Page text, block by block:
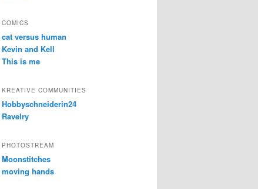
COMICS
cat versus human
Kevin and Kell
This is me
KREATIVE COMMUNITIES
Hobbyschneiderin24
Ravelry
PHOTOSTREAM
Moonstitches
moving hands